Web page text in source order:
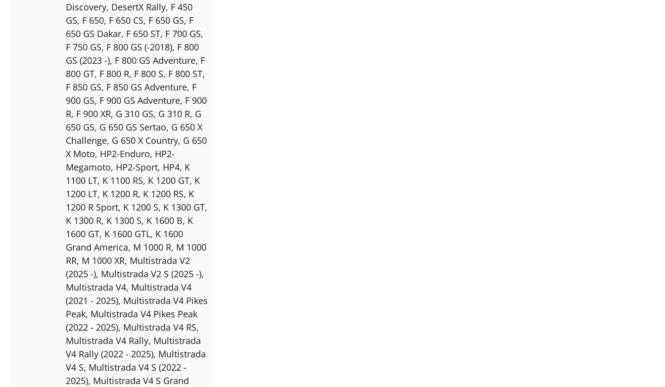
Discovery, DesertX Rally, F 450
GS, F 650, F 650 CS, F 650 GS, F
650 GS Dakar, F 650 ST, F 700 GS,
F 750 GS, F 800 GS (-2018), F 800
GS (2023 -), F 800 GS Adventure, F
800 GT, F 800 R, F 800 S, F 800 ST,
F 850 GS, F 850 GS Adventure, F
900 GS, F 900 GS Adventure, F 900
R, F 900 XR, G 310 GS, G 310 R, G
650 GS, G 650 GS Sertao, G 650 X
Challenge, G 650 X Country, G 650
X Moto, HP2-Enduro, HP2-
Megamoto, HP2-Sport, HP4, K
1100 LT, K 1100 RS, K 1200 GT, K
1200 LT, K 1200 R, K 1200 RS, K
1200 R Sport, K 1200 S, K 1300 GT,
K 1300 R, K 1300 S, K 1600 B, K
1600 GT, K 1600 GTL, K 1600
Grand America, M 1000 R, M 1000
RR, M 1000 XR, Multistrada V2
(2025 -), Multistrada V2 S (2025 -),
Multistrada V4, Multistrada V4
(2021 - 2025), Multistrada V4 Pikes
Peak, Multistrada V4 Pikes Peak
(2022 - 2025), Multistrada V4 RS,
Multistrada V4 Rally, Multistrada
V4 Rally (2022 - 2025), Multistrada
V4 S, Multistrada V4 S (2022 -
2025), Multistrada V4 S Grand